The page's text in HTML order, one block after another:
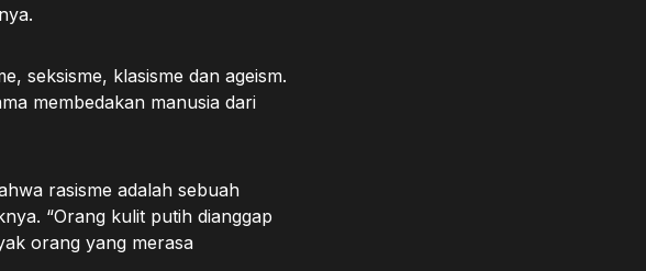
seksisme, klasisme dan ageism.
membedakan manusia dari
rasisme adalah sebuah
“Orang kulit putih dianggap
orang yang merasa